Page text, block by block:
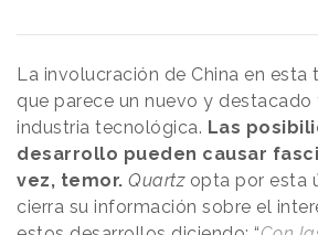
La involucración de China en
que parece un nuevo y destacado
industria tecnológica. Las
desarrollo pueden causar
vez, temor. Quartzopta por esta
cierra su información sobre el